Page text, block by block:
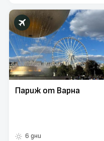
Париж от Варна
6 дни